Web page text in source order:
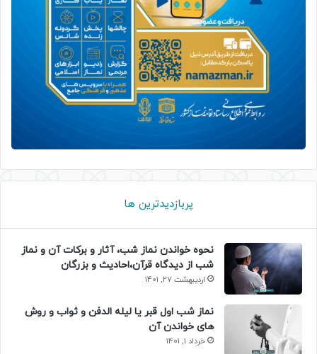
پربازدیدترین ها
نحوه خواندن نماز شب، آثار و برکات آن و نماز
شب از دیدگاه قرآن،احادیث و بزرگان
اردیبهشت 27, 1401
نماز شب اول قبر یا لیله الدفن و ثواب و روش
های خواندن آن
خرداد 1, 1401